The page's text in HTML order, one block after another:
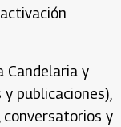
Candelaria y
publicaciones),
conversatorios y